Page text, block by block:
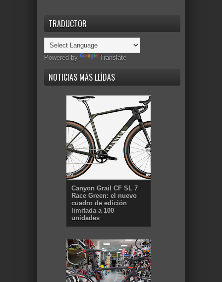
TRADUCTOR
Powered by Translate
NOTICIAS MÁS LEÍDAS
Canyon Grail CF SL 7
Race Green: el nuevo
cuadro de edición
limitada a 100
unidades